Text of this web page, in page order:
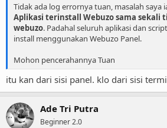
Tidak ada log errornya tuan, masalah saya
Aplikasi terinstall Webuzo sama sekali
webuzo. Padahal seluruh aplikasi dan
install menggunakan Webuzo Panel.
Mohon pencerahannya Tuan
itu kan dari sisi panel. klo dari sisi
Ade Tri Putra
Beginner 2.0